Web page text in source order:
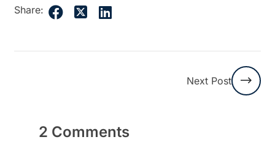
Share:
Next Post
2 Comments